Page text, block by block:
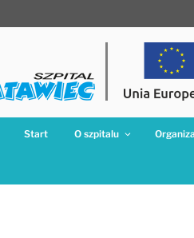
Start O szpitalu